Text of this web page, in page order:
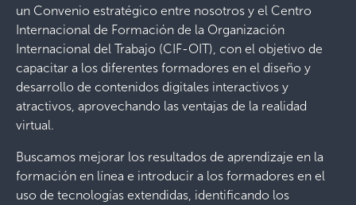
un Convenio estratégico entre nosotros y el Centro
Internacional de Formación de la Organización
Internacional del Trabajo (CIF-OIT), con el objetivo de
capacitar a los diferentes formadores en el diseño y
desarrollo de contenidos digitales interactivos y
atractivos, aprovechando las ventajas de la realidad
virtual.
Buscamos mejorar los resultados de aprendizaje en la
formación en línea e introducir a los formadores en el
uso de tecnologías extendidas, identificando los